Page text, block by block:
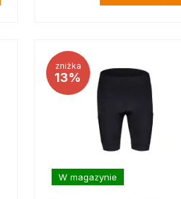
zniżka
13%
W magazynie